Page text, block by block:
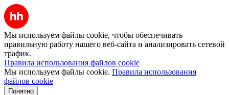
Мы используем файлы cookie, чтобы обеспечивать
правильную работу нашего веб-сайта и анализировать сетевой
трафик.
Правила использования файлов cookie
Мы используем файлы cookie. Правила использования
файлов cookie
Понятно